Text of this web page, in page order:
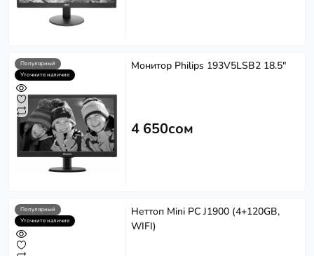
Популярный
Уточните наличие
Монитор Philips 193V5LSB2 18.5"
4 650сом
Популярный
Уточните наличие
Неттоп Mini PC J1900 (4+120GB,
WIFI)